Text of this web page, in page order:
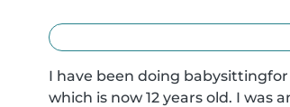
I have been doing babysittingfor
which is now 12 years old. I was